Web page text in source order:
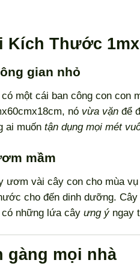
Kích Thước
gian nhỏ
một cái ban công con con
nó vừa vặn để
ai muốn tận dụng mọi mét
mầm
ươm vài cây con cho mùa
cho đến dinh dưỡng. Cây
những lứa cây ưng ýngay
gàng mọi nhà